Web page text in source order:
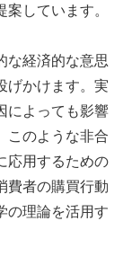
しています。
な経済的な意思
げかけます。実
によっても影響
このような非合
応用するための
費者の購買行動
の理論を活用す